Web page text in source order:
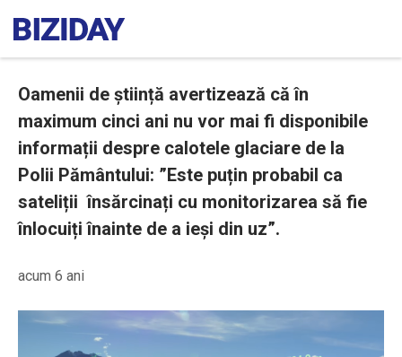
Oamenii de știință avertizează că în
maximum cinci ani nu vor mai fi disponibile
informații despre calotele glaciare de la
Polii Pământului: ”Este puțin probabil ca
sateliții însărcinați cu monitorizarea să fie
înlocuiți înainte de a ieși din uz”.
acum 6 ani